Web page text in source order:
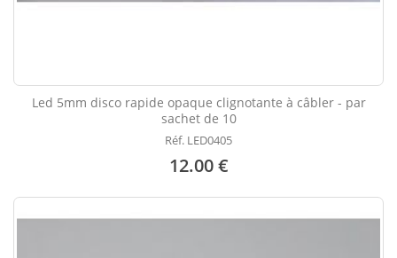
Led 5mm disco rapide opaque clignotante à câbler - par
sachet de 10
Réf. LED0405
12.00 €